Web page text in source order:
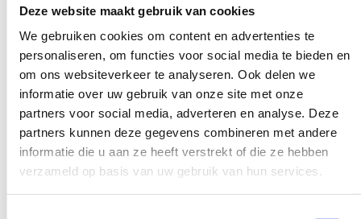
Deze website maakt gebruik van cookies
We gebruiken cookies om content en advertenties te
personaliseren, om functies voor social media te bieden en
om ons websiteverkeer te analyseren. Ook delen we
informatie over uw gebruik van onze site met onze
partners voor social media, adverteren en analyse. Deze
partners kunnen deze gegevens combineren met andere
informatie die u aan ze heeft verstrekt of die ze hebben
verzameld op basis van uw gebruik van hun services.
calamiteitenonderzoek?
Na een calamiteitenonderzoek beoordeelt de IGJ het
ingediende rapport. Als het onderzoek voldoende is, sluit de
inspectie het dossier. De zorgaanbieder is vervolgens
verantwoordelijk voor het implementeren van de
verbeteradviezen uit het rapport om herhaling te voorkomen.
In sommige gevallen vraagt de IGJ om aanvullend onderzoek of
geeft zij aanwijzingen voor verbeteringen. Wanneer er sprake
is van ernstige tekortkomingen, kan de inspectie verdere